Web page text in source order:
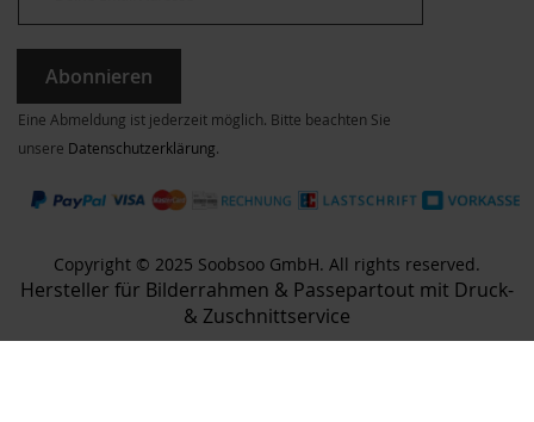
Abonnieren
Eine Abmeldung ist jederzeit möglich. Bitte beachten Sie
unsere Datenschutzerklärung.
Copyright © 2025 Soobsoo GmbH. All rights reserved.
Hersteller für Bilderrahmen & Passepartout mit Druck-
& Zuschnittservice